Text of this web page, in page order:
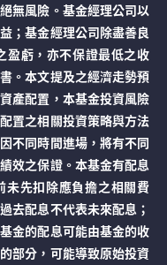
無風險。基金經理公司以
；基金經理公司除盡善良
盈虧，亦不保證最低之收
。本文提及之經濟走勢預
產配置，本基金投資風險
置之相關投資策略與方法
不同時間進場，將有不同
效之保證。本基金有配息
先扣除應負擔之相關費
去配息不代表未來配息；
金的配息可能由基金的收
部分，可能導致原始投資